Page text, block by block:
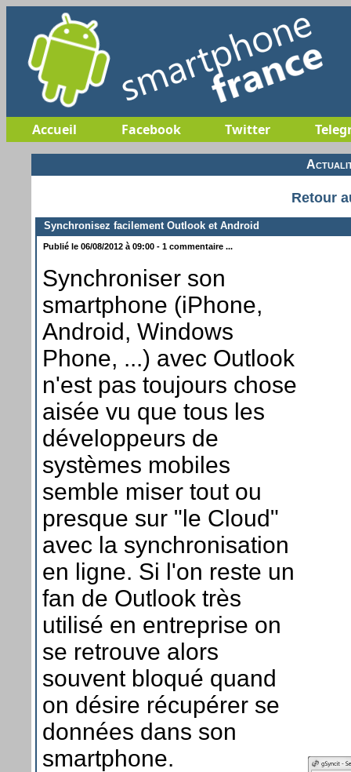
Accueil Facebook Twitter
Retour
Synchronisez facilement Outlook et Android
Publié le 06/08/2012 à 09:00 - 1 commentaire ...
Synchroniser son
smartphone (iPhone,
Android, Windows
Phone, ...) avec Outlook
n'est pas toujours chose
aisée vu que tous les
développeurs de
systèmes mobiles
semble miser tout ou
presque sur "le Cloud"
avec la synchronisation
en ligne. Si l'on reste un
fan de Outlook très
utilisé en entreprise on
se retrouve alors
souvent bloqué quand
on désire récupérer se
données dans son
smartphone.